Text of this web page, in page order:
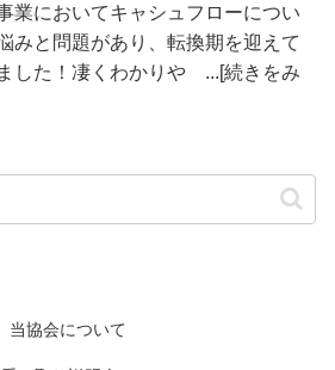
業においてキャシュフローについ
みと問題があり、転換期を迎えて
した！凄くわかりや ...[続きをみ
当協会について